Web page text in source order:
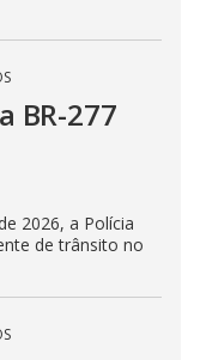
BR-277
2026, a Polícia
de trânsito no